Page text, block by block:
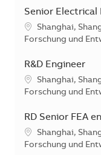
Senior Electrical
Standort
Shanghai,
Kategorie
Forschung und
R&D Engineer
Standort
Shanghai,
Kategorie
Forschung und
RD Senior FEA
Standort
Shanghai,
Kategorie
Forschung und